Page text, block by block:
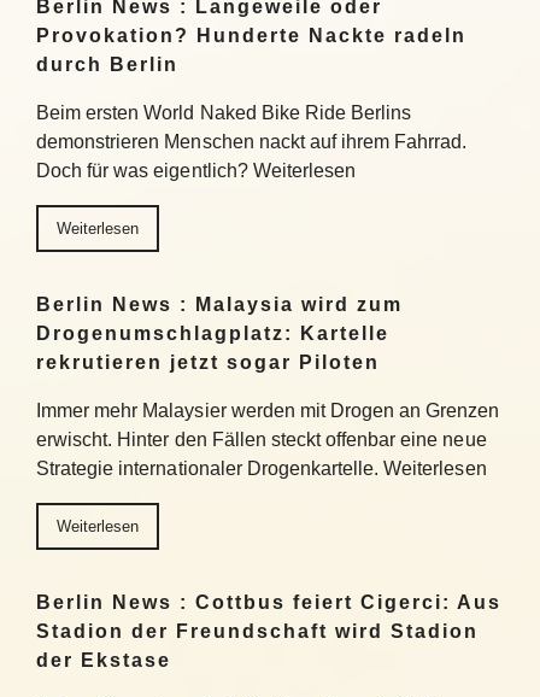
Berlin News : Langeweile oder
Provokation? Hunderte Nackte radeln
durch Berlin
Beim ersten World Naked Bike Ride Berlins
demonstrieren Menschen nackt auf ihrem Fahrrad.
Doch für was eigentlich? Weiterlesen
Weiterlesen
Berlin News : Malaysia wird zum
Drogenumschlagplatz: Kartelle
rekrutieren jetzt sogar Piloten
Immer mehr Malaysier werden mit Drogen an Grenzen
erwischt. Hinter den Fällen steckt offenbar eine neue
Strategie internationaler Drogenkartelle. Weiterlesen
Weiterlesen
Berlin News : Cottbus feiert Cigerci: Aus
Stadion der Freundschaft wird Stadion
der Ekstase